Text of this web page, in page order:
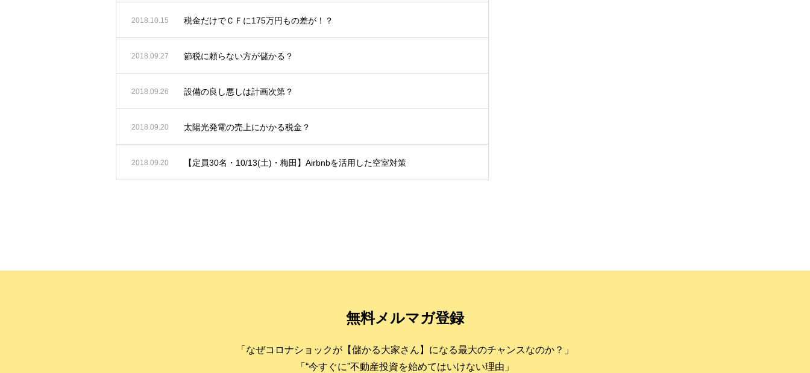
2018.10.15 税金だけでＣＦに175万円もの差が！？
2018.09.27 節税に頼らない方が儲かる？
2018.09.26 設備の良し悪しは計画次第？
2018.09.20 太陽光発電の売上にかかる税金？
2018.09.20 【定員30名・10/13(土)・梅田】Airbnbを活用した空室対策
無料メルマガ登録
「なぜコロナショックが【儲かる大家さん】になる最大のチャンスなのか？」
「“今すぐに”不動産投資を始めてはいけない理由」